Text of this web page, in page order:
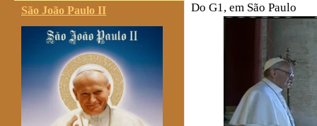
São João Paulo II Do G1, em São Paulo